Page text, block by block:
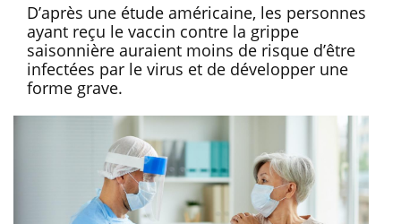
D’après une étude américaine, les personnes
ayant reçu le vaccin contre la grippe
saisonnière auraient moins de risque d’être
infectées par le virus et de développer une
forme grave.